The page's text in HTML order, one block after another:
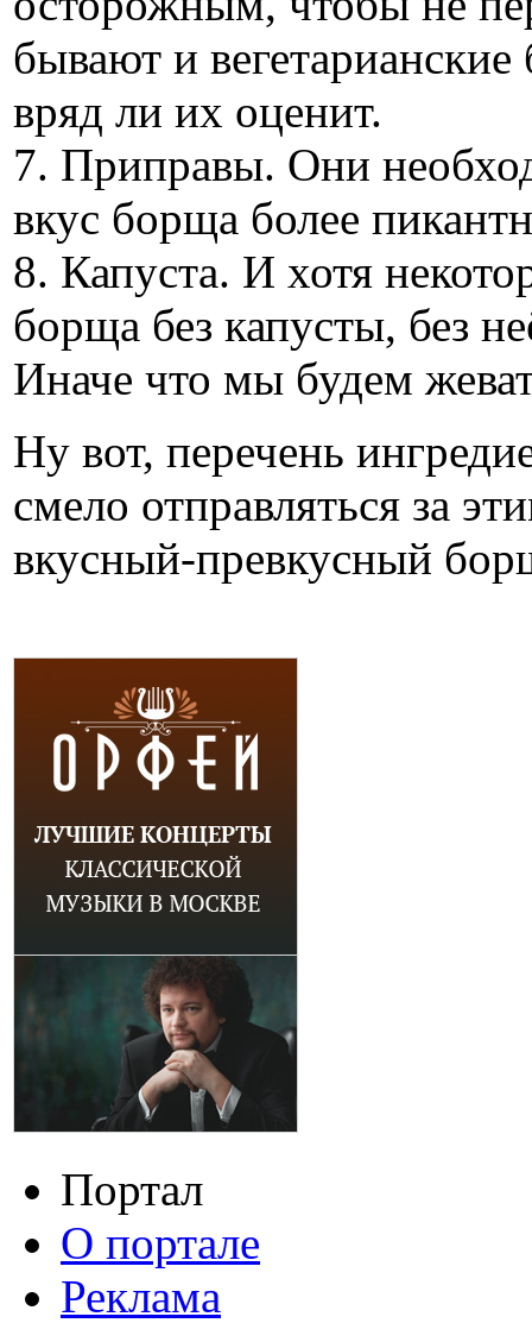
бывают и
вряд ли их оценит.
7. Приправы. Они
вкус борща более
8. Капуста. И хотя
борща без капусты, без
Иначе что мы будем
Ну вот, перечень
смело отправляться за
вкусный-превкусный
Портал
О портале
Реклама